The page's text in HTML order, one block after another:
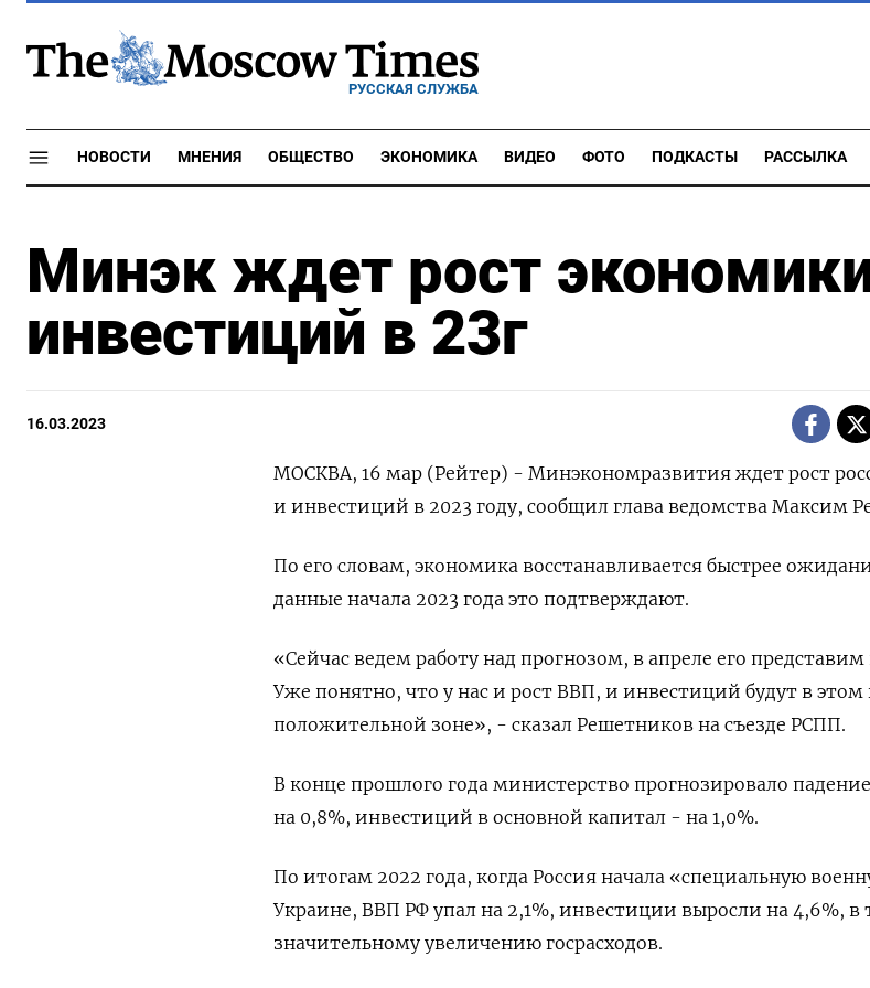
РУССКАЯ СЛУЖБА
НОВОСТИ МНЕНИЯ ОБЩЕСТВО ЭКОНОМИКА ВИДЕО ФОТО ПОДКАСТЫ РАССЫЛКА
Минэк ждет рост
инвестиций в 23г
16.03.2023
МОСКВА, 16 мар (Рейтер) - Минэкономразвития ждет рост
и инвестиций в 2023 году, сообщил глава ведомства Максим
По его словам, экономика восстанавливается быстрее
данные начала 2023 года это подтверждают.
«Сейчас ведем работу над прогнозом, в апреле его представим
Уже понятно, что у нас и рост ВВП, и инвестиций будут в этом
положительной зоне», - сказал Решетников на съезде РСПП.
В конце прошлого года министерство прогнозировало
на 0,8%, инвестиций в основной капитал - на 1,0%.
По итогам 2022 года, когда Россия начала «специальную
Украине, ВВП РФ упал на 2,1%, инвестиции выросли на 4,6%, в
значительному увеличению госрасходов.